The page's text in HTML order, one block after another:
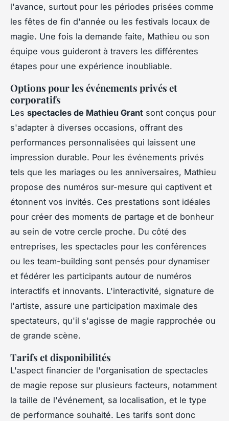
l'avance, surtout pour les périodes prisées comme
les fêtes de fin d'année ou les festivals locaux de
magie. Une fois la demande faite, Mathieu ou son
équipe vous guideront à travers les différentes
étapes pour une expérience inoubliable.
Options pour les événements privés et
corporatifs
Les spectacles de Mathieu Grant sont conçus pour
s'adapter à diverses occasions, offrant des
performances personnalisées qui laissent une
impression durable. Pour les événements privés
tels que les mariages ou les anniversaires, Mathieu
propose des numéros sur-mesure qui captivent et
étonnent vos invités. Ces prestations sont idéales
pour créer des moments de partage et de bonheur
au sein de votre cercle proche. Du côté des
entreprises, les spectacles pour les conférences
ou les team-building sont pensés pour dynamiser
et fédérer les participants autour de numéros
interactifs et innovants. L'interactivité, signature de
l'artiste, assure une participation maximale des
spectateurs, qu'il s'agisse de magie rapprochée ou
de grande scène.
Tarifs et disponibilités
L'aspect financier de l'organisation de spectacles
de magie repose sur plusieurs facteurs, notamment
la taille de l'événement, sa localisation, et le type
de performance souhaité. Les tarifs sont donc